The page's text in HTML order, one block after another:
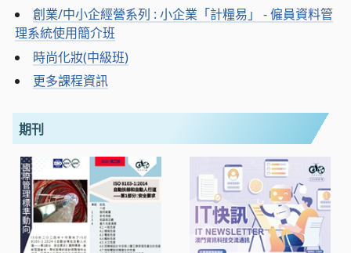
創業/中小企經營系列 : 小企業「計糧易」 - 僱員資料管
理系統使用簡介班
時尚化妝(中級班)
更多課程資訊
期刊